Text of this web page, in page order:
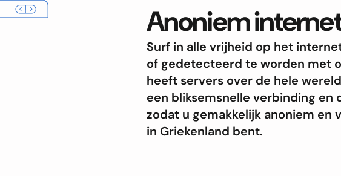
Anoniem
Surf in alle vrijheid op het
of gedetecteerd te worden met
heeft servers over de hele
een bliksemsnelle verbinding en
zodat u gemakkelijk anoniem en
in Griekenland bent.